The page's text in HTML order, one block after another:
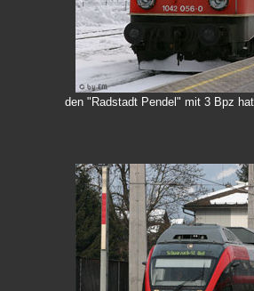
den "Radstadt Pendel" mit 3 Bpz